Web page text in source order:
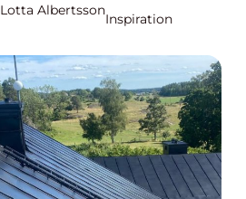
Lotta Albertsson
Inspiration